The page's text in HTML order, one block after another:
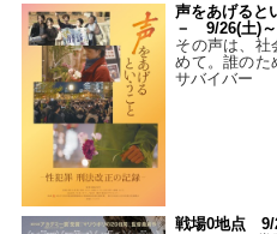
声をあげると
－ 9/26(土)～
その声は、
めて。誰のた
サバイバー
戦場0地点 9/